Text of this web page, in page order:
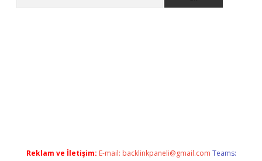
Reklam ve İletişim: E-mail: backlinkpaneli@gmail.com Teams: